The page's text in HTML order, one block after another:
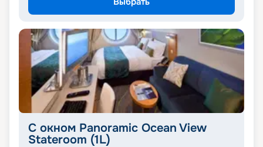
С окном Panoramic Ocean View
Stateroom (1L)